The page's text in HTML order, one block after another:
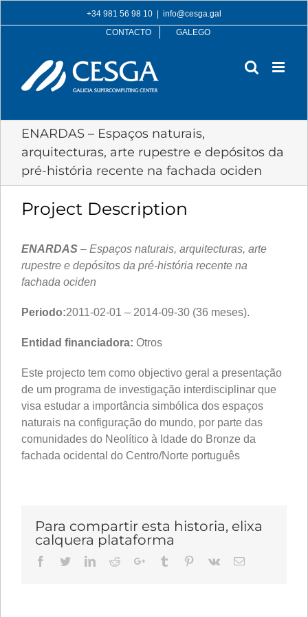
to
+34 981 56 98 10
info@cesga.gal
CONTACTO
GALEGO
ENARDAS – Espaços naturais,
arquitecturas, arte rupestre e depósitos da
pré-história recente na fachada ociden
Project Description
ENARDAS – Espaços naturais, arquitecturas, arte
rupestre e depósitos da pré-história recente na
fachada ociden
Periodo:2011-02-01 – 2014-09-30 (36 meses).
Entidad financiadora: Otros
Este projecto tem como objectivo geral a presentação
de um programa de investigação interdisciplinar que
visa estudar a importância simbólica dos espaços
naturais na configuração do mundo, por parte das
comunidades do Neolítico à Idade do Bronze da
fachada ocidental do Centro/Norte português
Para compartir esta historia, elixa
calquera plataforma
Facebook
TwitterLinkedIn
RedditGoogle+Tumblr Pinterest
Vk Email